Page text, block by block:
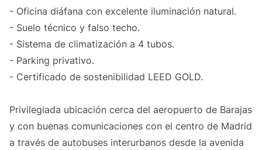
- Oficina diáfana con excelente iluminación natural.
- Suelo técnico y falso techo.
- Sistema de climatización a 4 tubos.
- Parking privativo.
- Certificado de sostenibilidad LEED GOLD.
Privilegiada ubicación cerca del aeropuerto de Barajas
y con buenas comunicaciones con el centro de Madrid
a través de autobuses interurbanos desde la avenida